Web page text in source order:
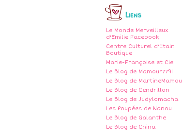
Liens
Le Monde Merveilleux
d'Emilie Facebook
Centre Culturel d'Etain
Boutique
Marie-Françoise et Cie
Le Blog de Mamour7791
Le Blog de MartineMamou
Le Blog de Cendrillon
Le Blog de Judylomacha
Les Poupées de Nanou
Le Blog de Galanthe
Le Blog de Cnina